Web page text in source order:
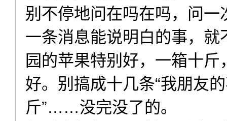
别不停地问在吗在吗，问
一条消息能说明白的事，就
园的苹果特别好，一箱十
好。别搞成十几条“我朋友的
斤”……没完没了的。